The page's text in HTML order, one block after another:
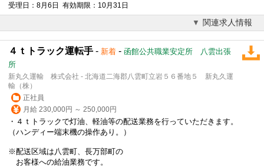
受理日：8月6日 有効期限：10月31日
関連求人情報
４ｔトラック運転手 - 新着 - 函館公共職業安定所 八雲出張
所
新丸久運輸 株式会社 - 北海道二海郡八雲町立岩５６番地５ 新丸久運
輸（株）
正社員
月給 230,000円 ～ 250,000円
・４ｔトラックで灯油、軽油等の配送業務を行っていただきます。
（ハンディー端末機の操作あり。）
※配送区域は八雲町、長万部町の
お客様への給油業務です。